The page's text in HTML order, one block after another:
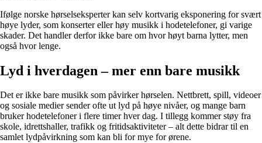
Ifølge norske hørselseksperter kan selv kortvarig eksponering for svært
høye lyder, som konserter eller høy musikk i hodetelefoner, gi varige
skader. Det handler derfor ikke bare om hvor høyt barna lytter, men
også hvor lenge.
Lyd i hverdagen – mer enn bare musikk
Det er ikke bare musikk som påvirker hørselen. Nettbrett, spill, videoer
og sosiale medier sender ofte ut lyd på høye nivåer, og mange barn
bruker hodetelefoner i flere timer hver dag. I tillegg kommer støy fra
skole, idrettshaller, trafikk og fritidsaktiviteter – alt dette bidrar til en
samlet lydpåvirkning som kan bli for mye for ørene.